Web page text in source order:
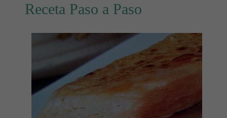
Receta Paso a Paso